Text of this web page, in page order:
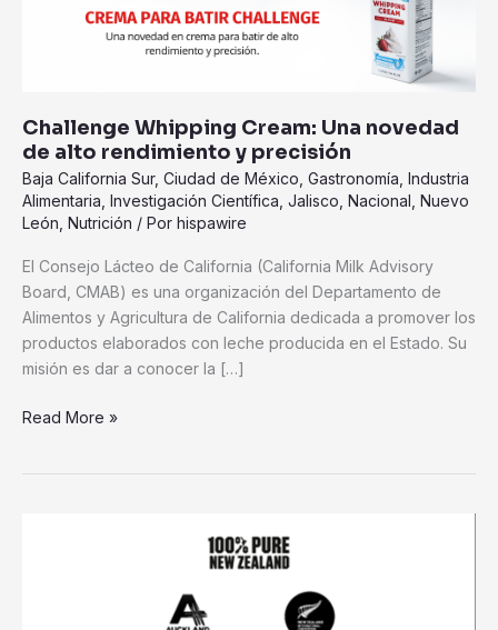
Challenge Whipping Cream: Una novedad
de alto rendimiento y precisión
Baja California Sur, Ciudad de México Gastronomía Industria
Alimentaria Investigación Científica Jalisco Nacional Nuevo
León Nutrición / Por hispawire
El Consejo Lácteo de California (California Milk Advisory
Board, CMAB) es una organización del Departamento de
Alimentos y Agricultura de California dedicada a promover los
productos elaborados con leche producida en el Estado. Su
misión es dar a conocer la […]
rendimiento
precisión
Read More »